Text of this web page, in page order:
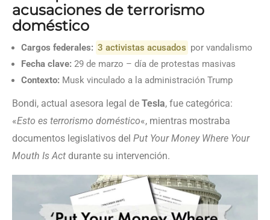
acusaciones de terrorismo
doméstico
Cargos federales: 3 activistas acusados por vandalismo
Fecha clave: 29 de marzo – día de protestas masivas
Contexto: Musk vinculado a la administración Trump
Bondi, actual asesora legal de Tesla, fue categórica:
«Esto es terrorismo doméstico«, mientras mostraba
documentos legislativos del Put Your Money Where Your
Mouth Is Act durante su intervención.